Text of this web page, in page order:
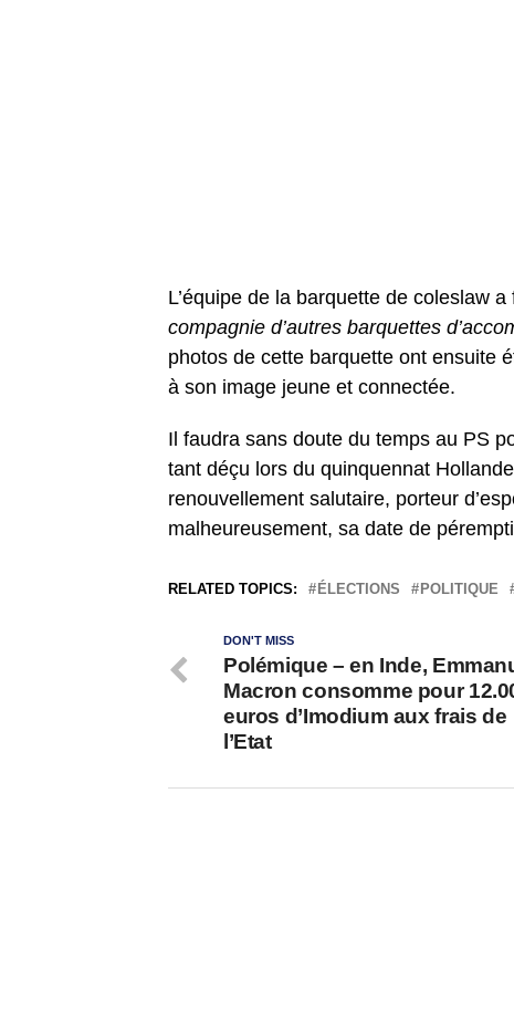
L’équipe de la barquette de coleslaw
compagnie d’autres barquettes
photos de cette barquette ont ensuite
à son image jeune et connectée.
Il faudra sans doute du temps au PS
tant déçu lors du quinquennat
renouvellement salutaire, porteur
malheureusement, sa date de
RELATED TOPICS: ÉLECTIONS POLITIQUE
DON'T MISS
Polémique – en Inde,
Macron consomme pour
euros d’Imodium aux frais de
l’Etat